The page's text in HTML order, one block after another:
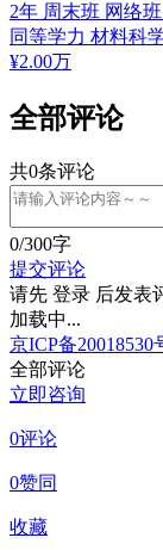
2年 周末班 网络班
同等学力 材料科
¥2.00万
全部评论
共0条评论
0/300字
提交评论
请先 登录 后发表
加载中...
京ICP备20018530
全部评论
立即咨询
0评论
0赞同
收藏